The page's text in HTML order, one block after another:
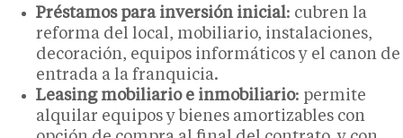
Préstamos para inversión inicial: cubren la
reforma del local, mobiliario, instalaciones,
decoración, equipos informáticos y el canon de
entrada a la franquicia.
Leasing mobiliario e inmobiliario: permite
alquilar equipos y bienes amortizables con